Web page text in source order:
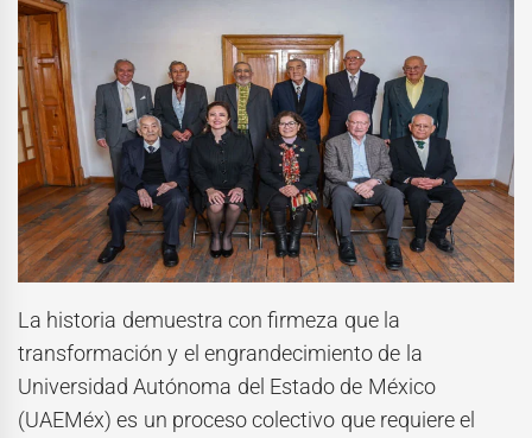
La historia demuestra con firmeza que la
transformación y el engrandecimiento de la
Universidad Autónoma del Estado de México
(UAEMéx) es un proceso colectivo que requiere el